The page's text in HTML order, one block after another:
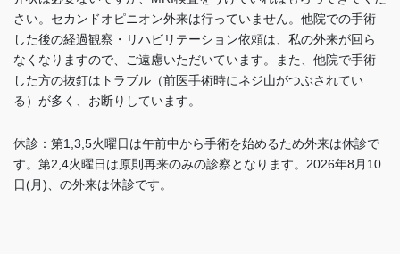
さい。セカンドオピニオン外来は行っていません。他院での手術
した後の経過観察・リハビリテーション依頼は、私の外来が回ら
なくなりますので、ご遠慮いただいています。また、他院で手術
した方の抜釘はトラブル（前医手術時にネジ山がつぶされてい
る）が多く、お断りしています。
休診：第1,3,5火曜日は午前中から手術を始めるため外来は休診で
す。 第2,4火曜日は原則再来のみの診察となります。2026年8月10
日(月)、の外来は休診です。